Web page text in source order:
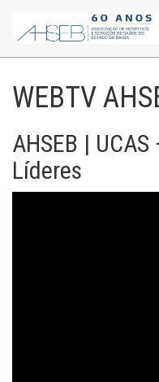
WEBTV
AHSEB |
Líderes